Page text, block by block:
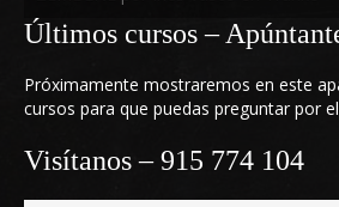
Últimos cursos –
Próximamente mostraremos en este
cursos para que puedas preguntar por
Visítanos – 915 774 104